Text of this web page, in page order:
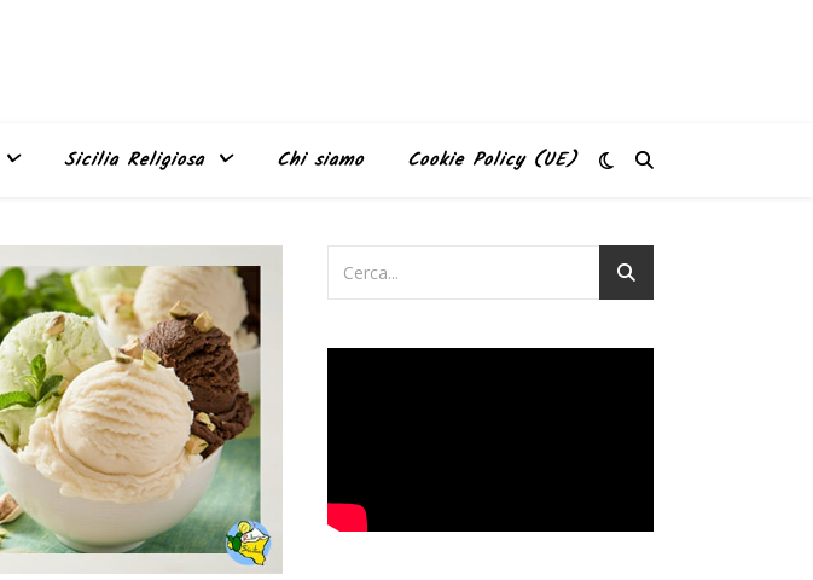
Sicilia Religiosa Chi siamo Cookie Policy (UE)